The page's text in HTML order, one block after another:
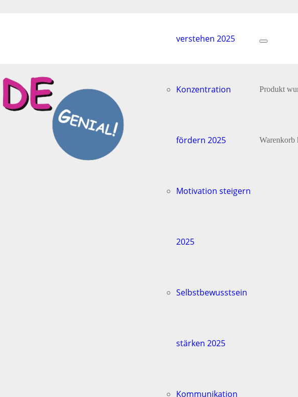
verstehen 2025
Konzentration
fördern 2025
Motivation steigern
2025
Selbstbewusstsein
stärken 2025
Kommunikation
Produkt
Warenkorb